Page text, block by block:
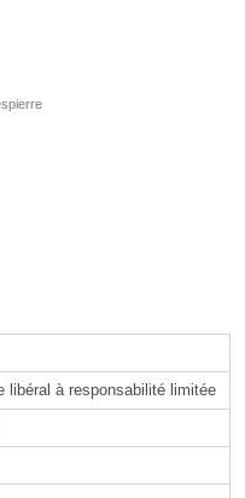
libéral à responsabilité limitée